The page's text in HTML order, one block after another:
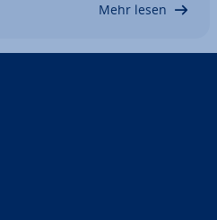
Mehr lesen